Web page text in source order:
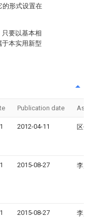
的形式设置在
要以基本相
本实用新型
Publication date
2012-04-11 区伟
2015-08-27 李起
2015-08-27 李起